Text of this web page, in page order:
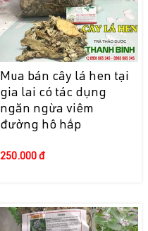
Mua bán cây lá hen tại
gia lai có tác dụng
ngăn ngừa viêm
đường hô hấp
250.000 đ